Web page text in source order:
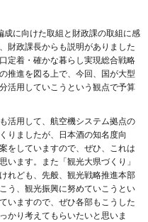
成に向けた取組と財政課の取組に感
財政課長からも説明がありました
定着・確かな暮らし実現総合戦略
推進を図る上で、今回、国が大型
活用していこうという観点で予算
活用して、航空機システム拠点の
りましたが、日本酒の知名度向
をしていますので、ぜひ、これは
います。また「観光大県づくり」
れども、先般、観光戦略推進本部
う、観光振興に努めていこうとい
いますので、ぜひ各部もこうした
かり考えてもらいたいと思いま